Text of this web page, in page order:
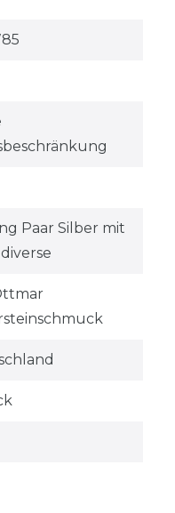
Paar Silber mit